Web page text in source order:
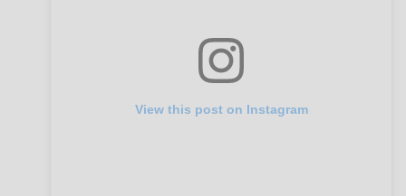
View this post on Instagram